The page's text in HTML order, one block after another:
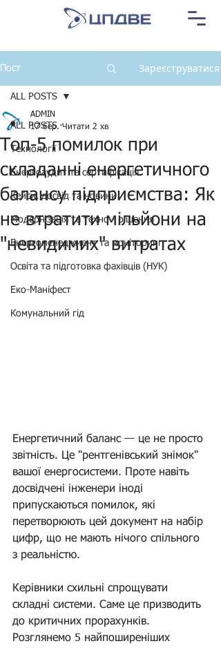
Пост Зареєструватися
ALL POSTS
Технології
Енергоаудит та сертифікація
Кейси, досвід та новини
Модернізація та техно - рішення
Енергоменеджмент та моніторинг
Освіта та підготовка фахівців (НУК)
Еко-Маніфест
Комунальний гід
ALL POSTS
Топ-5 помилок при
складанні енергетичного
балансу підприємства: Як
не втратити мільйони на
"невидимих" витратах
ADMIN
17 бер. Читати 2 хв
Енергетичний баланс — це не просто
звітність. Це "рентгенівський знімок"
вашої енергосистеми. Проте навіть
досвідчені інженери іноді
припускаються помилок, які
перетворюють цей документ на набір
цифр, що не мають нічого спільного
з реальністю.
Керівники схильні спрощувати
складні системи. Саме це призводить
до критичних прорахунків.
Розглянемо 5 найпоширеніших